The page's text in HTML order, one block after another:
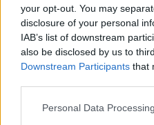
your opt-out. You may
disclosure of your personal
IAB’s list of downstream
also be disclosed by us to
Downstream Participants that
Please note that this website/
Personal Data
ΤΟ ΠΑΡΟΝ